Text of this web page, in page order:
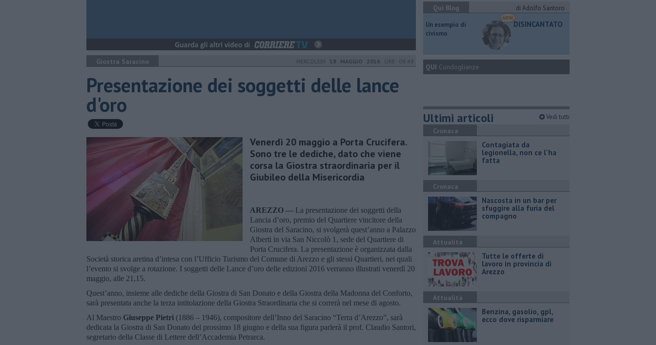
Giostra Saracino MERCOLEDÌ 18 MAGGIO 2016 ORE 09:49
Presentazione dei soggetti delle lance
d'oro
Venerdì 20 maggio a Porta Crucifera.
Sono tre le dediche, dato che viene
corsa la Giostra straordinaria per il
Giubileo della Misericordia
AREZZO — La presentazione dei soggetti della
Lancia d’oro, premio del Quartiere vincitore della
Giostra del Saracino, si svolgerà quest’anno a Palazzo
Alberti in via San Niccolò 1, sede del Quartiere di
Porta Crucifera. La presentazione è organizzata dalla
Società storica aretina d’intesa con l’Ufficio Turismo del Comune di Arezzo e gli stessi Quartieri, nei quali
l’evento si svolge a rotazione. I soggetti delle Lance d’oro delle edizioni 2016 verranno illustrati venerdì 20
maggio, alle 21,15.
Quest’anno, insieme alle dediche della Giostra di San Donato e della Giostra della Madonna del Conforto,
sarà presentata anche la terza intitolazione della Giostra Straordinaria che si correrà nel mese di agosto.
Al Maestro Giuseppe Pietri (1886 – 1946), compositore dell’Inno del Saracino “Terra d’Arezzo”, sarà
dedicata la Giostra di San Donato del prossimo 18 giugno e della sua figura parlerà il prof. Claudio Santori,
segretario della Classe di Lettere dell’Accademia Petrarca.
Qui Blog
di Adolfo Santoro
​Un esempio di
civismo
DISINCANTATO
QUI Condoglianze
Ultimi articoli Vedi tutti
Cronaca
Contagiata da
legionella, non ce l'ha
fatta
Cronaca
Nascosta in un bar per
sfuggire alla furia del
compagno
Attualità
​Tutte le offerte di
lavoro in provincia di
Arezzo
Attualità
​Benzina, gasolio, gpl,
ecco dove risparmiare